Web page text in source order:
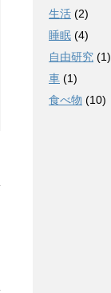
生活 (2)
睡眠 (4)
自由研究 (1)
車 (1)
食べ物 (10)